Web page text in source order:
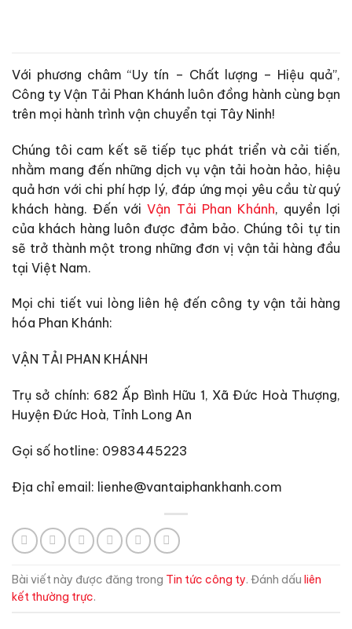
Với phương châm “Uy tín – Chất lượng – Hiệu quả”,
Công ty Vận Tải Phan Khánh luôn đồng hành cùng bạn
trên mọi hành trình vận chuyển tại Tây Ninh!
Chúng tôi cam kết sẽ tiếp tục phát triển và cải tiến,
nhằm mang đến những dịch vụ vận tải hoàn hảo, hiệu
quả hơn với chi phí hợp lý, đáp ứng mọi yêu cầu từ quý
khách hàng. Đến vớiVận Tải Phan Khánh, quyền lợi
của khách hàng luôn được đảm bảo. Chúng tôi tự tin
sẽ trở thành một trong những đơn vị vận tải hàng đầu
tại Việt Nam.
Mọi chi tiết vui lòng liên hệ đến công ty vận tải hàng
hóa Phan Khánh:
VẬN TẢI PHAN KHÁNH
Trụ sở chính: 682 Ấp Bình Hữu 1, Xã Đức Hoà Thượng,
Huyện Đức Hoà, Tỉnh Long An
Gọi số hotline: 0983445223
Địa chỉ email: lienhe@vantaiphankhanh.com
Bài viết này được đăng trong Tin tức công ty. Đánh dấu liên
kết thường trực.